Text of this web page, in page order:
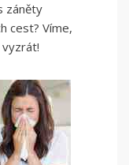
záněty
cest? Víme,
vyzrát!